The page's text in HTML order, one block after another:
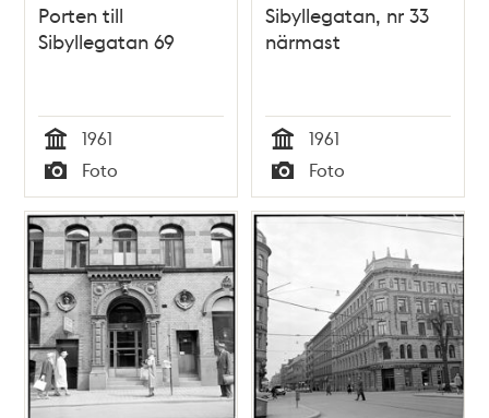
Porten till
Sibyllegatan 69
Tid
1961
Typ
Foto
Sibyllegatan, nr 33
närmast
Tid
1961
Typ
Foto